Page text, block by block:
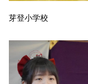
芽登小学校